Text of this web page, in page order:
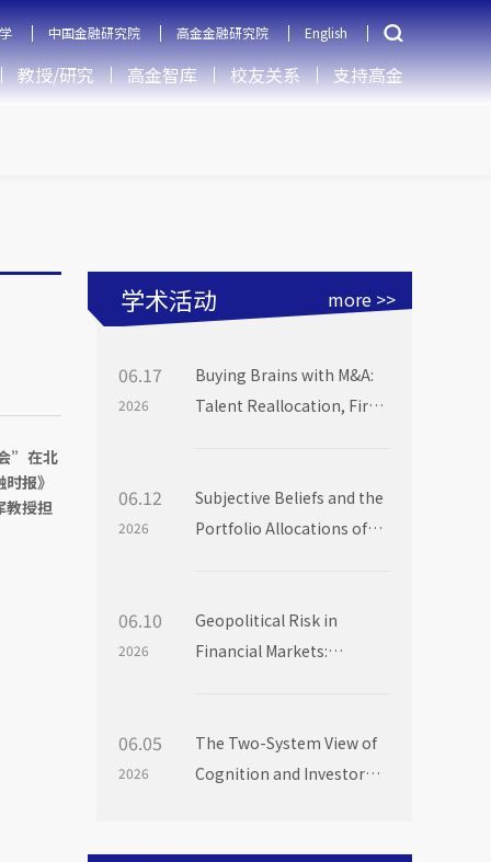
中国金融研究院 高金金融研究院 English
教授/研究 高金智库 校友关系 支持高金
”在北
报》
教授担
学术活动 more >>
06.17
2026
Buying Brains with M&A:
Talent Reallocation, Firm
06.12
2026
Subjective Beliefs and the
Portfolio Allocations of
06.10
2026
Geopolitical Risk in
Financial Markets:
06.05
2026
The Two-System View of
Cognition and Investor